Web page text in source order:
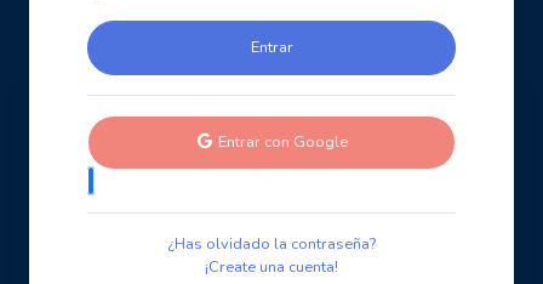
Entrar con Google
¿Has olvidado la contraseña?
¡Create una cuenta!